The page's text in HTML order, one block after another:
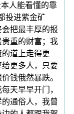
人能看懂的靠
投进紫金矿
把最丰厚的报
重的财富；我
道上走得更
更多人，只要
钱俄然暴跌。
天早早开门，
通俗人，我曾